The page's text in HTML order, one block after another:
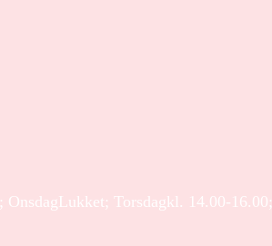
Torsdagkl. 14.00-16.00;